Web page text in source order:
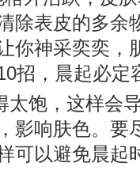
除表皮的多余
你神采奕奕，
招，晨起必定
太饱，这样会
影响肤色。要
可以避免晨起